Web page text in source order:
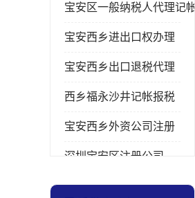
宝安区一般纳税人代理记帐
宝安西乡进出口权办理
宝安西乡出口退税代理
西乡福永沙井记帐报税
宝安西乡外资公司注册
深圳宝安区注册公司
宝安西乡办理营业执照